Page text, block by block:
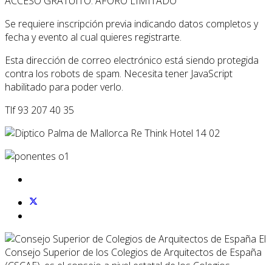
Se requiere inscripción previa indicando datos completos y
fecha y evento al cual quieres registrarte.
Esta dirección de correo electrónico está siendo protegida
contra los robots de spam. Necesita tener JavaScript
habilitado para poder verlo.
Tlf 93 207 40 35
El
Consejo Superior de los Colegios de Arquitectos de España